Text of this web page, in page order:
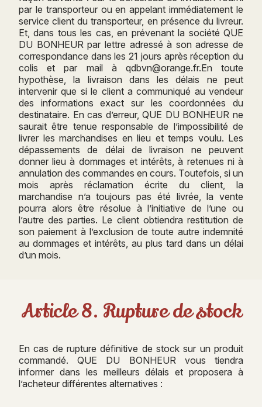
par le transporteur ou en appelant immédiatement le
service client du transporteur, en présence du livreur.
Et, dans tous les cas, en prévenant la société QUE
DU BONHEUR par lettre adressé à son adresse de
correspondance dans les 21 jours après réception du
colis et par mail à qdbvn@orange.fr.En toute
hypothèse, la livraison dans les délais ne peut
intervenir que si le client a communiqué au vendeur
des informations exact sur les coordonnées du
destinataire. En cas d’erreur, QUE DU BONHEUR ne
saurait être tenue responsable de l’impossibilité de
livrer les marchandises en lieu et temps voulu. Les
dépassements de délai de livraison ne peuvent
donner lieu à dommages et intérêts, à retenues ni à
annulation des commandes en cours. Toutefois, si un
mois après réclamation écrite du client, la
marchandise n’a toujours pas été livrée, la vente
pourra alors être résolue à l’initiative de l’une ou
l’autre des parties. Le client obtiendra restitution de
son paiement à l’exclusion de toute autre indemnité
au dommages et intérêts, au plus tard dans un délai
d’un mois.
Article 8. Rupture de stock
En cas de rupture définitive de stock sur un produit
commandé. QUE DU BONHEUR vous tiendra
informer dans les meilleurs délais et proposera à
l’acheteur différentes alternatives :